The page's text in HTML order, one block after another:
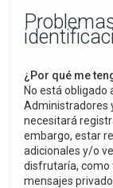
¿Por qué me
No está obligado
Administradores
necesitará
embargo, estar
adicionales y/o
disfrutaría, como
mensajes